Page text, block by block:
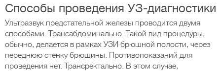
Способы проведения УЗ-диагностики
Ультразвук предстательной железы проводится двумя
способами. Трансабдоминально. Такой вид процедуры,
обычно, делается в рамках УЗИ брюшной полости, через
переднюю стенку брюшины. Противопоказаний для
проведения нет. Трансректально. В этом случае,